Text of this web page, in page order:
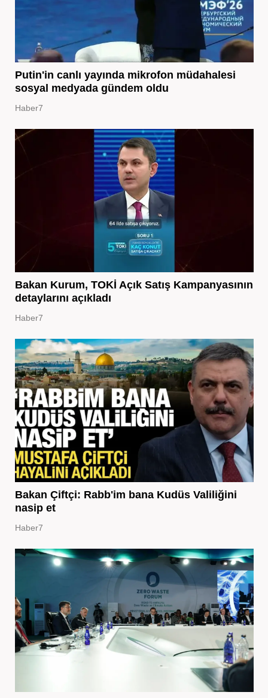
Putin'in canlı yayında mikrofon müdahalesi
sosyal medyada gündem oldu
Haber7
Bakan Kurum, TOKİ Açık Satış Kampanyasının
detaylarını açıkladı
Haber7
Bakan Çiftçi: Rabb'im bana Kudüs Valiliğini
nasip et
Haber7